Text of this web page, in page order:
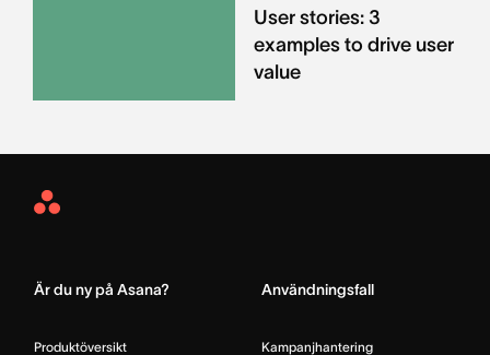
User stories: 3
examples to drive user
value
Asana
Är du ny på Asana?
Produktöversikt
Användningsfall
Kampanjhantering